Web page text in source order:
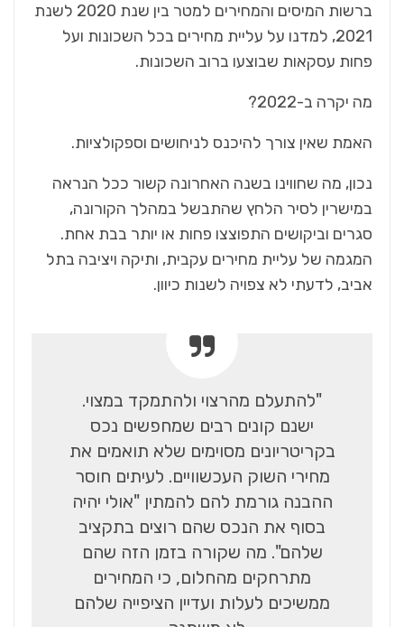
ברשות המיסים והמחירים למטר בין שנת 2020 לשנת
2021, למדנו על עליית מחירים בכל השכונות ועל
פחות עסקאות שבוצעו ברוב השכונות.
מה יקרה ב-2022?
האמת שאין צורך להיכנס לניחושים וספקולציות.
נכון, מה שחווינו בשנה האחרונה קשור ככל הנראה
במישרין לסיר הלחץ שהתבשל במהלך הקורונה,
סגרים וביקושים התפוצצו פחות או יותר בבת אחת.
המגמה של עליית מחירים עקבית, ותיקה ויציבה בתל
אביב, לדעתי לא צפויה לשנות כיוון.
"להתעלם מהרצוי ולהתמקד במצוי.
ישנם קונים רבים שמחפשים נכס
בקריטריונים מסוימים שלא תואמים את
מחירי השוק העכשוויים. לעיתים חוסר
ההבנה גורמת להם להמתין "אולי יהיה
בסוף את הנכס שהם רוצים בתקציב
שלהם". מה שקורה בזמן הזה שהם
מתרחקים מהחלום, כי המחירים
ממשיכים לעלות ועדיין הציפייה שלהם